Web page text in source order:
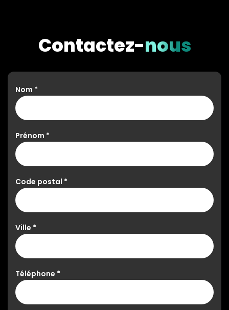
Contactez-nous
Nom *
Prénom *
Code postal *
Ville *
Téléphone *